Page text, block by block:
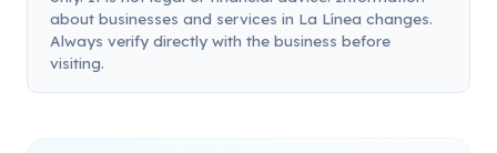
about businesses and services in La Línea changes.
Always verify directly with the business before
visiting.